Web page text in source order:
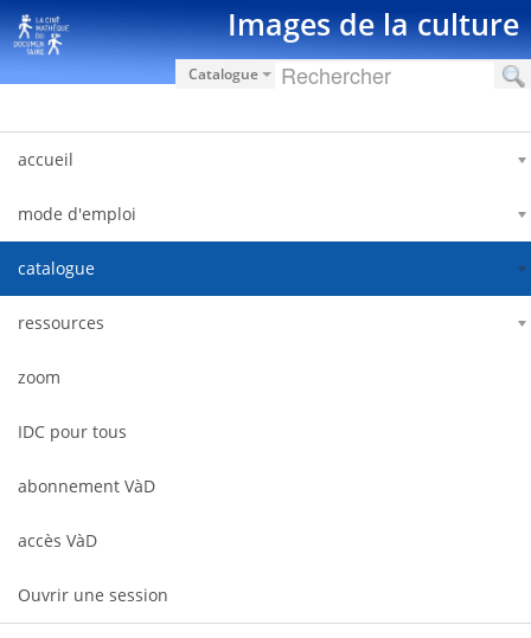
Saut au contenu Images de la culture
Catalogue
accueil
mode d'emploi
catalogue
ressources
zoom
IDC pour tous
abonnement VàD
accès VàD
Ouvrir une session